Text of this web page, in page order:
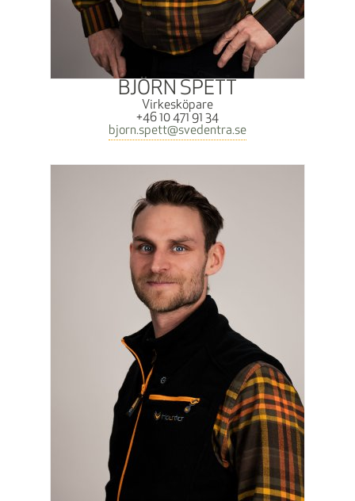
BJÖRN SPETT
Virkesköpare
+46 10 471 91 34
bjorn.spett@svedentra.se